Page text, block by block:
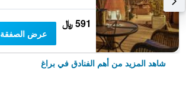
591 ﷼
عرض الصفقة
شاهد المزيد من أهم الفنادق في براغ